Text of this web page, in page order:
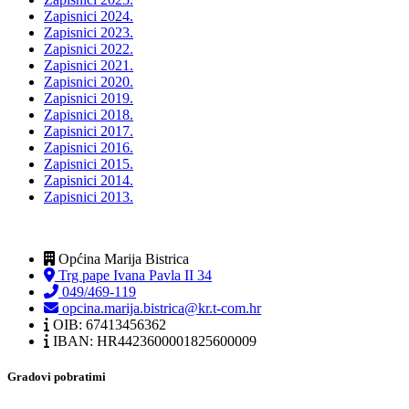
Zapisnici 2024.
Zapisnici 2023.
Zapisnici 2022.
Zapisnici 2021.
Zapisnici 2020.
Zapisnici 2019.
Zapisnici 2018.
Zapisnici 2017.
Zapisnici 2016.
Zapisnici 2015.
Zapisnici 2014.
Zapisnici 2013.
Općina Marija Bistrica
Trg pape Ivana Pavla II 34
049/469-119
opcina.marija.bistrica@kr.t-com.hr
OIB: 67413456362
IBAN: HR4423600001825600009
Gradovi pobratimi